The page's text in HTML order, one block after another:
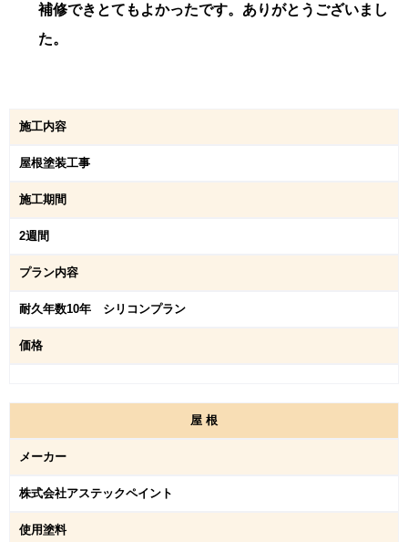
補修できとてもよかったです。ありがとうございまし
た。
施工内容
屋根塗装工事
施工期間
2週間
プラン内容
耐久年数10年 シリコンプラン
価格
屋 根
メーカー
株式会社アステックペイント
使用塗料